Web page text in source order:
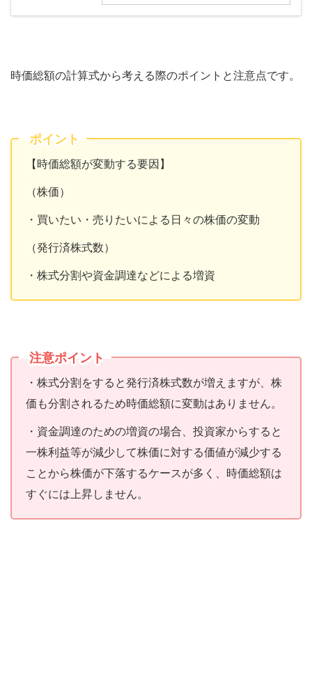
時価総額の計算式から考える際のポイントと注意点です。
ポイント
【時価総額が変動する要因】
（株価）
・買いたい・売りたいによる日々の株価の変動
（発行済株式数）
・株式分割や資金調達などによる増資
注意ポイント
・株式分割をすると発行済株式数が増えますが、株
価も分割されるため時価総額に変動はありません。
・資金調達のための増資の場合、投資家からすると
一株利益等が減少して株価に対する価値が減少する
ことから株価が下落するケースが多く、時価総額は
すぐには上昇しません。